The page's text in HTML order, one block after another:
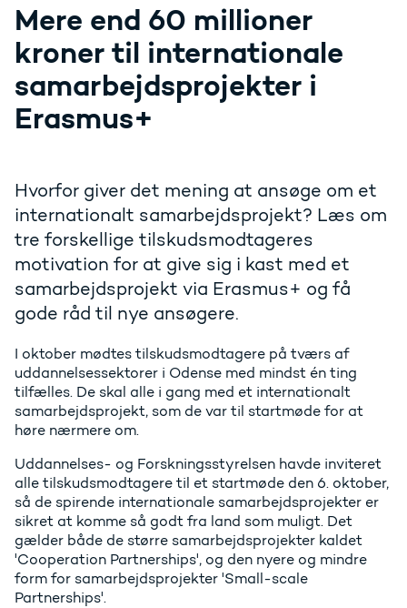
Mere end 60 millioner
kroner til internationale
samarbejdsprojekter i
Erasmus+
Hvorfor giver det mening at ansøge om et
internationalt samarbejdsprojekt? Læs om
tre forskellige tilskudsmodtageres
motivation for at give sig i kast med et
samarbejdsprojekt via Erasmus+ og få
gode råd til nye ansøgere.
I oktober mødtes tilskudsmodtagere på tværs af
uddannelsessektorer i Odense med mindst én ting
tilfælles. De skal alle i gang med et internationalt
samarbejdsprojekt, som de var til startmøde for at
høre nærmere om.
Uddannelses- og Forskningsstyrelsen havde inviteret
alle tilskudsmodtagere til et startmøde den 6. oktober,
så de spirende internationale samarbejdsprojekter er
sikret at komme så godt fra land som muligt. Det
gælder både de større samarbejdsprojekter kaldet
'Cooperation Partnerships', og den nyere og mindre
form for samarbejdsprojekter 'Small-scale
Partnerships'.